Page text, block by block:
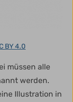
BY 4.0
müssen alle
werden.
Illustration in